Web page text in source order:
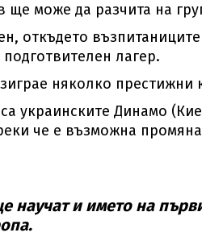
ще може да разчита на
откъдето
лагер.
няколко престижни
украинските Динамо
че е възможна
научат и името на